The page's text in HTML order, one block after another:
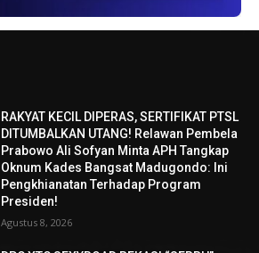
RAKYAT KECIL DIPERAS, SERTIFIKAT PTSL
DITUMBALKAN UTANG! Relawan Pembela
Prabowo Ali Sofyan Minta APH Tangkap
Oknum Kades Bangsat Madugondo: Ini
Pengkhianatan Terhadap Program
Presiden!
Agustus 8, 2026